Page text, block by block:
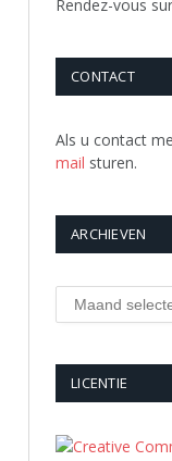
Rendez-vous sur
CONTACT
Als u contact
mail sturen.
ARCHIEVEN
LICENTIE